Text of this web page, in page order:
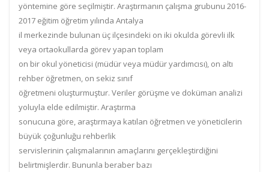
yöntemine göre seçilmiştir. Araştırmanın çalışma grubunu 2016-
2017 eğitim öğretim yılında Antalya
il merkezinde bulunan üç ilçesindeki on iki okulda görevli ilk
veya ortaokullarda görev yapan toplam
on bir okul yöneticisi (müdür veya müdür yardımcısı), on altı
rehber öğretmen, on sekiz sınıf
öğretmeni oluşturmuştur. Veriler görüşme ve doküman analizi
yoluyla elde edilmiştir. Araştırma
sonucuna göre, araştırmaya katılan öğretmen ve yöneticilerin
büyük çoğunluğu rehberlik
servislerinin çalışmalarının amaçlarını gerçekleştirdiğini
belirtmişlerdir. Bununla beraber bazı